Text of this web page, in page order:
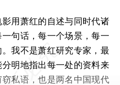
用萧红的自述与同时代诸
句话，每一个场景，每一
我不是萧红研究专家，最
明地指出每一处的资料来
私语，也是两名中国现代